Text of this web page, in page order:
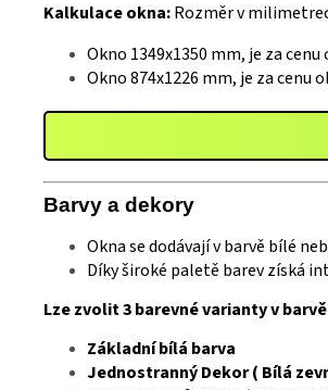
Kalkulace okna:Rozměr v
Okno 1349x1350 mm, je za
Okno 874x1226 mm, je za cenu
Barvy a dekory
Okna se dodávají v barvě bílé
Díky široké paletě barev získá
Lze zvolit 3 barevné varianty v
Základní bílá barva
Jednostranný Dekor ( Bílá